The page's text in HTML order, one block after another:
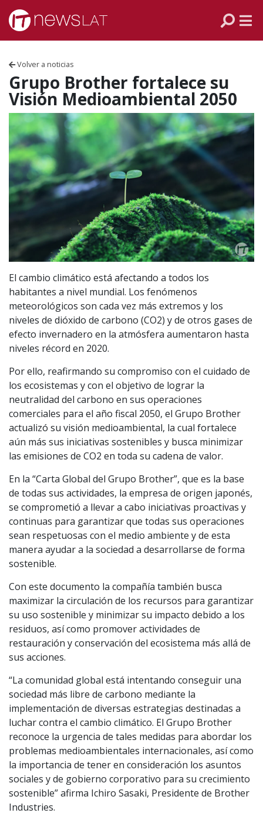
Skip to content
Volver a noticias
Grupo Brother fortalece su
Visión Medioambiental 2050
El cambio climático está afectando a todos los
habitantes a nivel mundial. Los fenómenos
meteorológicos son cada vez más extremos y los
niveles de dióxido de carbono (CO2) y de otros gases de
efecto invernadero en la atmósfera aumentaron hasta
niveles récord en 2020.
Por ello, reafirmando su compromiso con el cuidado de
los ecosistemas y con el objetivo de lograr la
neutralidad del carbono en sus operaciones
comerciales para el año fiscal 2050, el Grupo Brother
actualizó su visión medioambiental, la cual fortalece
aún más sus iniciativas sostenibles y busca minimizar
las emisiones de CO2 en toda su cadena de valor.
En la “Carta Global del Grupo Brother”, que es la base
de todas sus actividades, la empresa de origen japonés,
se comprometió a llevar a cabo iniciativas proactivas y
continuas para garantizar que todas sus operaciones
sean respetuosas con el medio ambiente y de esta
manera ayudar a la sociedad a desarrollarse de forma
sostenible.
Con este documento la compañía también busca
maximizar la circulación de los recursos para garantizar
su uso sostenible y minimizar su impacto debido a los
residuos, así como promover actividades de
restauración y conservación del ecosistema más allá de
sus acciones.
“La comunidad global está intentando conseguir una
sociedad más libre de carbono mediante la
implementación de diversas estrategias destinadas a
luchar contra el cambio climático. El Grupo Brother
reconoce la urgencia de tales medidas para abordar los
problemas medioambientales internacionales, así como
la importancia de tener en consideración los asuntos
sociales y de gobierno corporativo para su crecimiento
sostenible” afirma Ichiro Sasaki, Presidente de Brother
Industries.
VENEZUELA
ECUADOR
CHILE
ARGENTINA
MÉXICO